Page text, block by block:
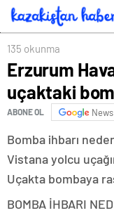
135 okunma
Erzurum
uçaktaki
ABONE OL News
Bomba ihbarı
Vistana yolcu
Uçakta bombaya
BOMBA İHBARI
biliyorum